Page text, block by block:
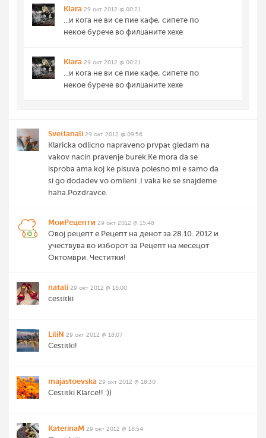
Klara 29 окт 2012 @ 00:21
...и кога не ви се пие кафе, сипете по
некое бурече во филџаните хехе
Klara 29 окт 2012 @ 00:21
...и кога не ви се пие кафе, сипете по
некое бурече во филџаните хехе
Svetlanali 29 окт 2012 @ 09:56
Klaricka odlicno napraveno prvpat gledam na
vakov nacin pravenje burek.Ke mora da se
isproba ama koj ke pisuva polesno mi e samo da
si go dodadev vo omileni .I vaka ke se snajdeme
haha.Pozdravce.
МоиРецепти 29 окт 2012 @ 15:48
Овој рецепт е Рецепт на денот за 28.10. 2012 и
учествува во изборот за Рецепт на месецот
Октомври. Честитки!
natali 29 окт 2012 @ 16:00
cestitki
LiliN 29 окт 2012 @ 18:07
Cestitki!
majastoevska 29 окт 2012 @ 18:30
Cestitki Klarce!! :))
KaterinaM 29 окт 2012 @ 18:54